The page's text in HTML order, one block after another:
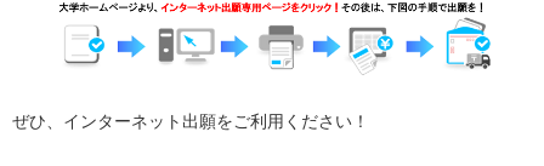
ぜひ、インターネット出願をご利用ください！